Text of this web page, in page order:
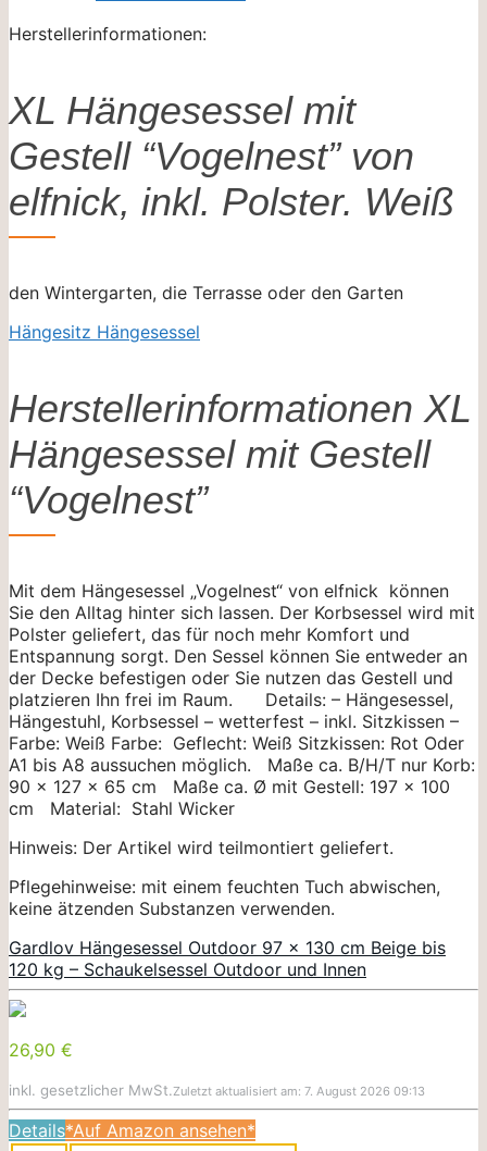
Herstellerinformationen:
XL Hängesessel mit
Gestell “Vogelnest” von
elfnick, inkl. Polster. Weiß
den Wintergarten, die Terrasse oder den Garten
Hängesitz Hängesessel
Herstellerinformationen XL
Hängesessel mit Gestell
“Vogelnest”
Mit dem Hängesessel „Vogelnest“ von elfnick können
Sie den Alltag hinter sich lassen. Der Korbsessel wird mit
Polster geliefert, das für noch mehr Komfort und
Entspannung sorgt. Den Sessel können Sie entweder an
der Decke befestigen oder Sie nutzen das Gestell und
platzieren Ihn frei im Raum. Details: – Hängesessel,
Hängestuhl, Korbsessel – wetterfest – inkl. Sitzkissen –
Farbe: Weiß Farbe: Geflecht: Weiß Sitzkissen: Rot Oder
A1 bis A8 aussuchen möglich. Maße ca. B/H/T nur Korb:
90 x 127 x 65 cm Maße ca. Ø mit Gestell: 197 x 100
cm Material: Stahl Wicker
Hinweis: Der Artikel wird teilmontiert geliefert.
Pflegehinweise: mit einem feuchten Tuch abwischen,
keine ätzenden Substanzen verwenden.
Gardlov Hängesessel Outdoor 97 x 130 cm Beige bis
120 kg – Schaukelsessel Outdoor und Innen
26,90 €
inkl. gesetzlicher MwSt.Zuletzt aktualisiert am: 7. August 2026 09:13
Details*Auf Amazon ansehen*